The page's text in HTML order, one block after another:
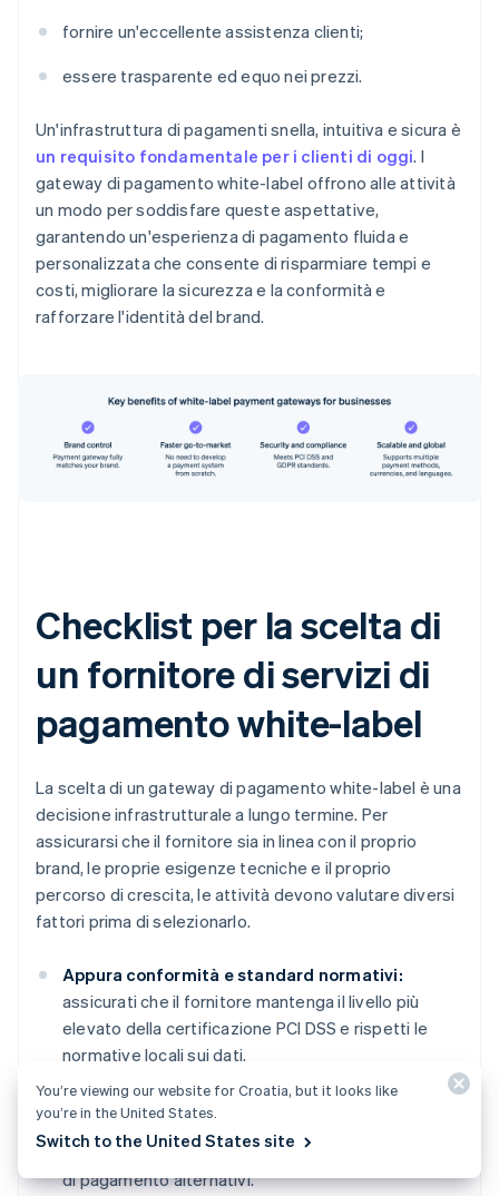
fornire un'eccellente assistenza clienti;
essere trasparente ed equo nei prezzi.
Un'infrastruttura di pagamenti snella, intuitiva e sicura è
un requisito fondamentale per i clienti di oggi. I
gateway di pagamento white-label offrono alle attività
un modo per soddisfare queste aspettative,
garantendo un'esperienza di pagamento fluida e
personalizzata che consente di risparmiare tempi e
costi, migliorare la sicurezza e la conformità e
rafforzare l'identità del brand.
Checklist per la scelta di
un fornitore di servizi di
pagamento white-label
La scelta di un gateway di pagamento white-label è una
decisione infrastrutturale a lungo termine. Per
assicurarsi che il fornitore sia in linea con il proprio
brand, le proprie esigenze tecniche e il proprio
percorso di crescita, le attività devono valutare diversi
fattori prima di selezionarlo.
Appura conformità e standard normativi:
assicurati che il fornitore mantenga il livello più
elevato della certificazione PCI DSS e rispetti le
normative locali sui dati.
Verifica i metodi di pagamento accettati:
assicurati che il gateway supporti una combinazione
globale di carte di credito e debito, wallet e metodi
di pagamento alternativi.
You’re viewing our website for Croatia, but it looks like
you’re in the United States.
Switch to the United States site